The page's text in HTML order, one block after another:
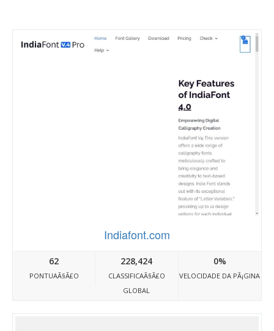
Indiafont.com
62
PONTUAÃ§Ã£O
228,424
CLASSIFICAÃ§Ã£O
GLOBAL
0%
VELOCIDADE DA PÃ¡GINA